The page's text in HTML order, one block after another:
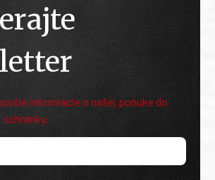
informácie o našej ponuke do
schránky.